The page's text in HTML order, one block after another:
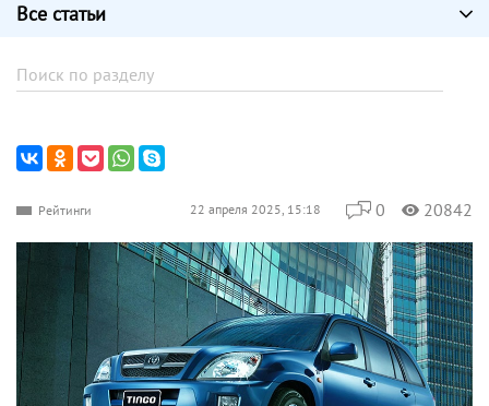
Все статьи
Рейтинги 22 апреля 2025, 15:18 0 20842